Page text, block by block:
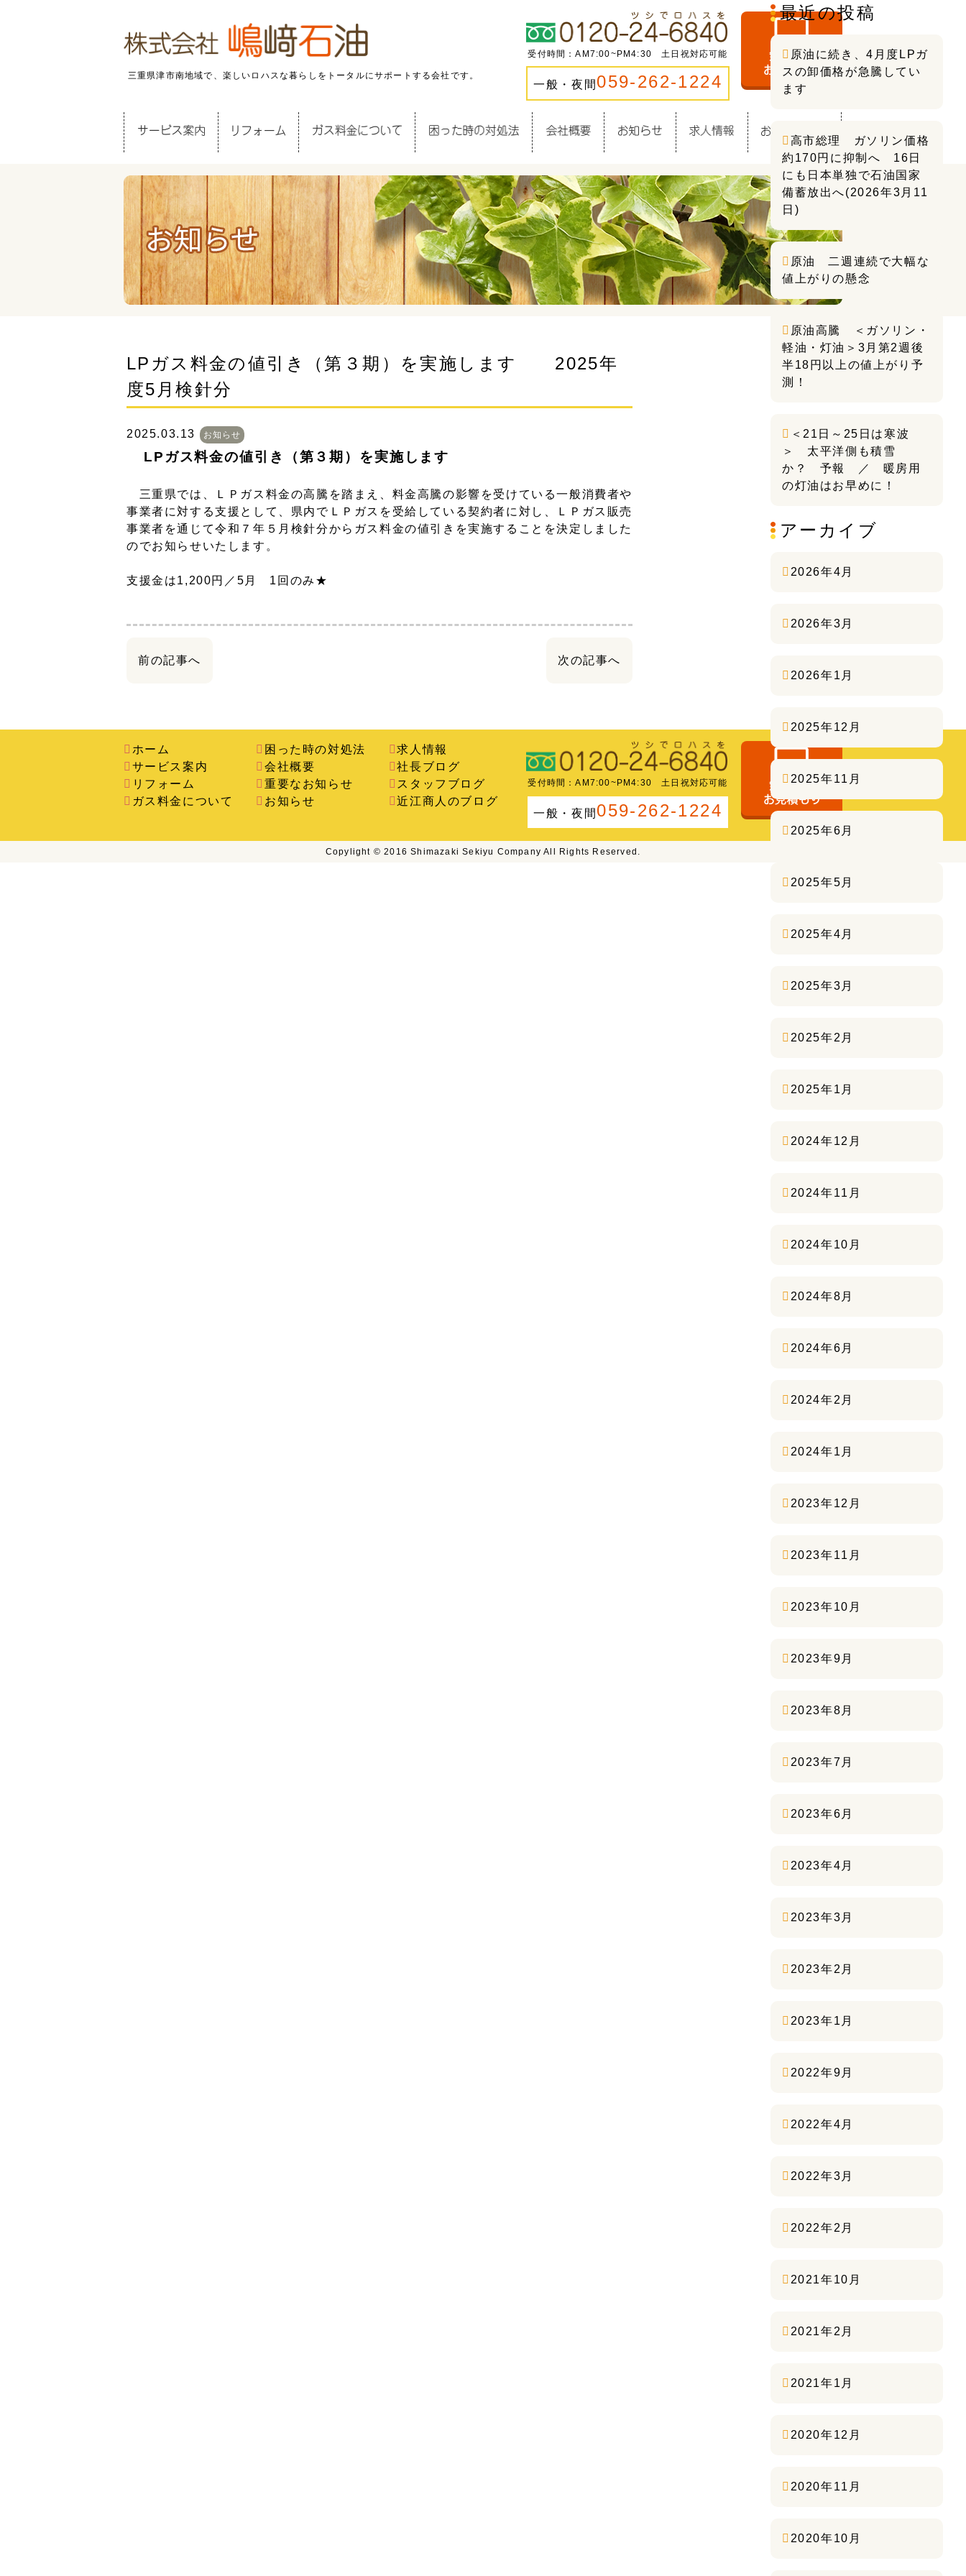
三重県津市南地域で、楽しいロハスな暮らしをトータルにサポートする会社です。
受付時間：AM7:00~PM4:30 土日祝対応可能
一般・夜間 059-262-1224
LPガス料金の値引き（第３期）を実施します 2025年
度5月検針分
2025.03.13 お知らせ
LPガス料金の値引き（第３期）を実施します
三重県では、ＬＰガス料金の高騰を踏まえ、料金高騰の影響を受けている一般消費者や
事業者に対する支援として、県内でＬＰガスを受給している契約者に対し、ＬＰガス販売
事業者を通じて令和７年５月検針分からガス料金の値引きを実施することを決定しました
のでお知らせいたします。
支援金は1,200円／5月 1回のみ★
前の記事へ 次の記事へ
最近の投稿
原油に続き、4月度LPガ
スの卸価格が急騰してい
ます
高市総理 ガソリン価格
約170円に抑制へ 16日
にも日本単独で石油国家
備蓄放出へ(2026年3月11
日)
原油 二週連続で大幅な
値上がりの懸念
原油高騰 ＜ガソリン・
軽油・灯油＞3月第2週後
半18円以上の値上がり予
測！
＜21日～25日は寒波
＞ 太平洋側も積雪
か？ 予報 ／ 暖房用
の灯油はお早めに！
アーカイブ
2026年4月
2026年3月
2026年1月
2025年12月
2025年11月
2025年6月
2025年5月
2025年4月
2025年3月
2025年2月
2025年1月
2024年12月
2024年11月
2024年10月
2024年8月
2024年6月
2024年2月
2024年1月
2023年12月
2023年11月
2023年10月
2023年9月
2023年8月
2023年7月
2023年6月
2023年4月
2023年3月
2023年2月
2023年1月
2022年9月
2022年4月
2022年3月
2022年2月
2021年10月
2021年2月
2021年1月
2020年12月
2020年11月
2020年10月
ホーム
サービス案内
リフォーム
ガス料金について
困った時の対処法
会社概要
重要なお知らせ
お知らせ
求人情報
社長ブログ
スタッフブログ
近江商人のブログ
受付時間：AM7:00~PM4:30 土日祝対応可能
一般・夜間 059-262-1224
Copylight © 2016 Shimazaki Sekiyu Company All Rights Reserved.